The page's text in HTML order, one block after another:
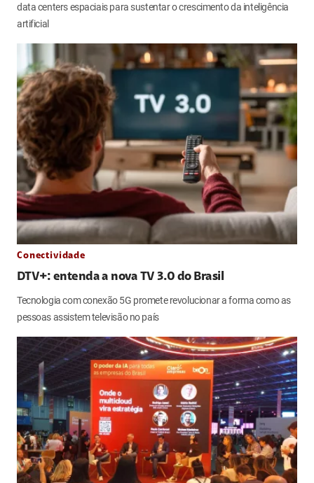
data centers espaciais para sustentar o crescimento da inteligência
artificial
Conectividade
DTV+: entenda a nova TV 3.0 do Brasil
Tecnologia com conexão 5G promete revolucionar a forma como as
pessoas assistem televisão no país